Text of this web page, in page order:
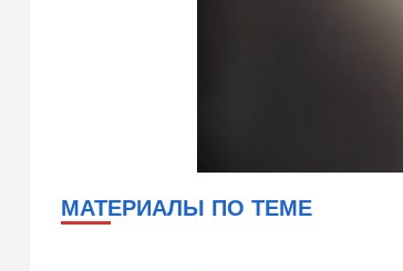
МАТЕРИАЛЫ ПО ТЕМЕ